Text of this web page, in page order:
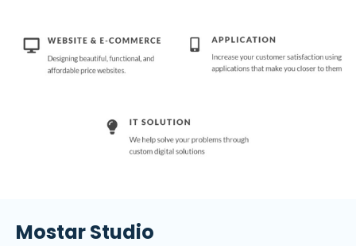
Mostar Studio